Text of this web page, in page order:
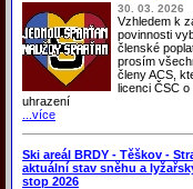
30. 03. 2026
Vzhledem k
povinnosti
členské
prosím
členy ACS,
licenci ČSC o
uhrazení
...více
Ski areál BRDY - Těškov -
aktuální stav sněhu a
stop 2026